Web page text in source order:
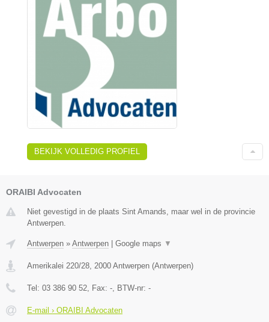
BEKIJK VOLLEDIG PROFIEL
ORAIBI Advocaten
Niet gevestigd in de plaats Sint Amands, maar wel in de provincie
Antwerpen.
Antwerpen » Antwerpen Google maps ▼
Amerikalei 220/28, 2000 Antwerpen (Antwerpen)
Tel: 03 386 90 52, Fax: -, BTW-nr: -
E-mail › ORAIBI Advocaten